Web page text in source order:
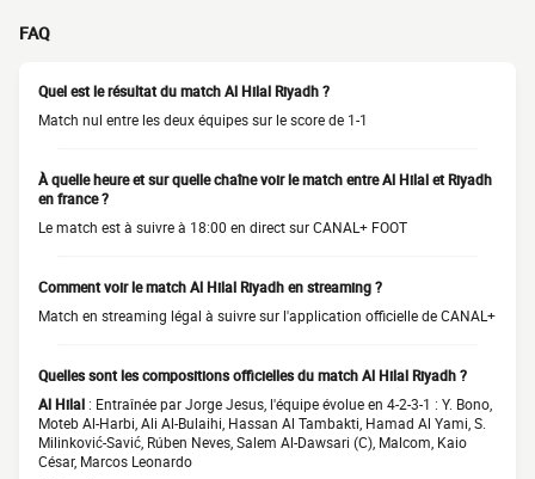
FAQ
Quel est le résultat du match Al Hilal Riyadh ?
Match nul entre les deux équipes sur le score de 1-1
À quelle heure et sur quelle chaîne voir le match entre Al Hilal et Riyadh
en france ?
Le match est à suivre à 18:00 en direct sur CANAL+ FOOT
Comment voir le match Al Hilal Riyadh en streaming ?
Match en streaming légal à suivre sur l'application officielle de CANAL+
Quelles sont les compositions officielles du match Al Hilal Riyadh ?
Al Hilal : Entraînée par Jorge Jesus, l'équipe évolue en 4-2-3-1 : Y. Bono,
Moteb Al-Harbi, Ali Al-Bulaihi, Hassan Al Tambakti, Hamad Al Yami, S.
Milinković-Savić, Rúben Neves, Salem Al-Dawsari (C), Malcom, Kaio
César, Marcos Leonardo